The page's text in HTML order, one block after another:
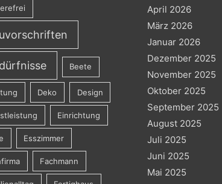
Beete
Deko Design
Einrichtung
Esszimmer
Fachmann
April 2026
März 2026
Januar 2026
Dezember 2025
November 2025
Oktober 2025
September 2025
August 2025
Juli 2025
Juni 2025
Mai 2025